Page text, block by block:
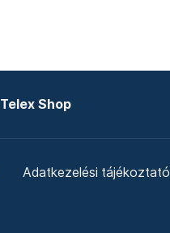
Telex Shop
Adatkezelési tájékoztató